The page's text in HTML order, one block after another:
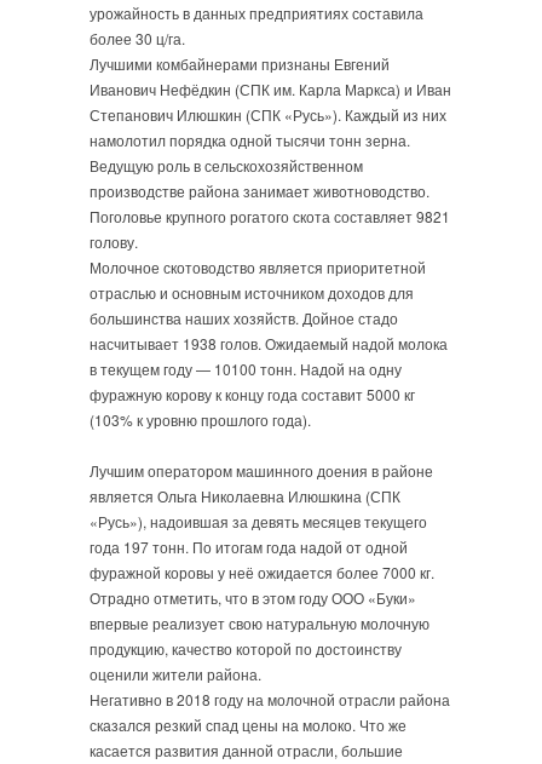
урожайность в данных предприятиях составила
более 30 ц/га.
Лучшими комбайнерами признаны Евгений
Иванович Нефёдкин (СПК им. Карла Маркса) и Иван
Степанович Илюшкин (СПК «Русь»). Каждый из них
намолотил порядка одной тысячи тонн зерна.
Ведущую роль в сельскохозяйственном
производстве района занимает животноводство.
Поголовье крупного рогатого скота составляет 9821
голову.
Молочное скотоводство является приоритетной
отраслью и основным источником доходов для
большинства наших хозяйств. Дойное стадо
насчитывает 1938 голов. Ожидаемый надой молока
в текущем году — 10100 тонн. Надой на одну
фуражную корову к концу года составит 5000 кг
(103% к уровню прошлого года).
Лучшим оператором машинного доения в районе
является Ольга Николаевна Илюшкина (СПК
«Русь»), надоившая за девять месяцев текущего
года 197 тонн. По итогам года надой от одной
фуражной коровы у неё ожидается более 7000 кг.
Отрадно отметить, что в этом году ООО «Буки»
впервые реализует свою натуральную молочную
продукцию, качество которой по достоинству
оценили жители района.
Негативно в 2018 году на молочной отрасли района
сказался резкий спад цены на молоко. Что же
касается развития данной отрасли, большие